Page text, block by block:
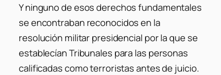
Y ninguno de esos derechos fundamentales
se encontraban reconocidos en la
resolución militar presidencial por la que se
establecían Tribunales para las personas
calificadas como terroristas antes de juicio.